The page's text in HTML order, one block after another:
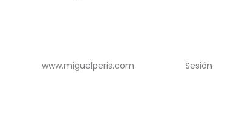
www.miguelperis.com Sesión